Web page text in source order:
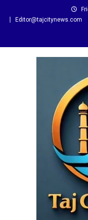
Editor@tajcitynews.com